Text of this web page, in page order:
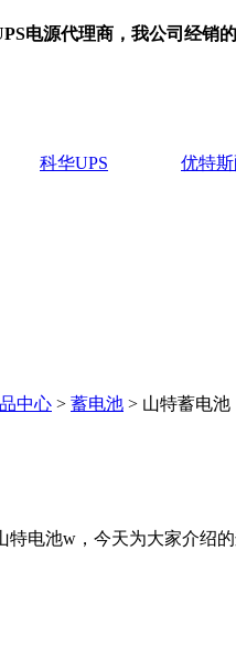
电源代理商，我公司经销
科华UPS 优特
中心 > 蓄电池 > 山特蓄电池
电池w，今天为大家介绍